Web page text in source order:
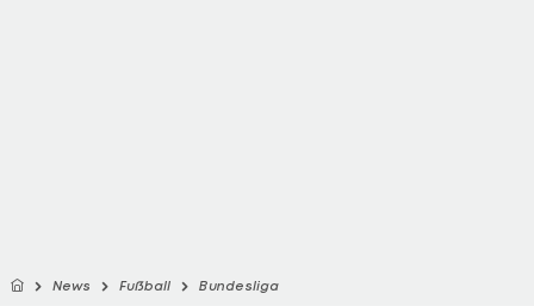
News Fußball Bundesliga